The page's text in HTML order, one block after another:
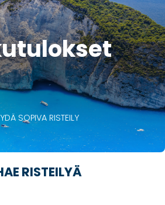
SOPIVA RISTEILY
RISTEILYÄ